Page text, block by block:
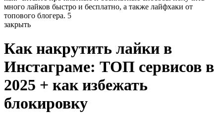
много лайков быстро и бесплатно, а также лайфхаки от
топового блогера. 5
закрыть
Как накрутить лайки в
Инстаграме: ТОП сервисов в
2025 + как избежать
блокировку